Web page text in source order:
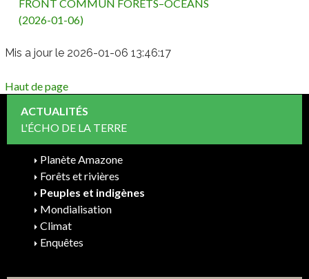
FRONT COMMUN FORÊTS–OCÉANS
(2026-01-06)
Mis a jour le 2026-01-06 13:46:17
Haut de page
ACTUALITÉS
L'ÉCHO DE LA TERRE
Planète Amazone
Forêts et rivières
Peuples et indigènes
Mondialisation
Climat
Enquêtes